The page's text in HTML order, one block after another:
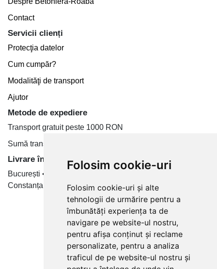
Folosim cookie-uri
Folosim cookie-uri și alte
tehnologii de urmărire pentru a
îmbunătăți experiența ta de
navigare pe website-ul nostru,
pentru afișa conținut și reclame
personalizate, pentru a analiza
traficul de pe website-ul nostru și
Contact
Servicii clienți
Protecţia datelor
Cum cumpăr?
Modalităţi de transport
Ajutor
Metode de expediere
Transport gratuit peste 1000 RON
Sumă transport de la 19.99 RON
Livrare în toate țară
București • Cluj-Napoca • Brașov • Timișoara • Iași •
Constanța • Craiova
Plăți cu card bancar prin